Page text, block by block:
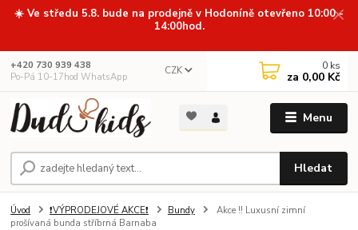
☀️ Ve středu 5.8. bude na prodejně v Hodoníně otevřeno 10:00 -
14:00hod.
Menu
CZK
Hledat
+420 730 939 438
Po-Pá 10-17hod WhatsApp
0 ks
za 0,00 Kč
Úvod ❗VÝPRODEJOVÉ AKCE❗ Bundy
Akce !! Luxusní zimní
prošívaná bunda stříbrná Barnaba